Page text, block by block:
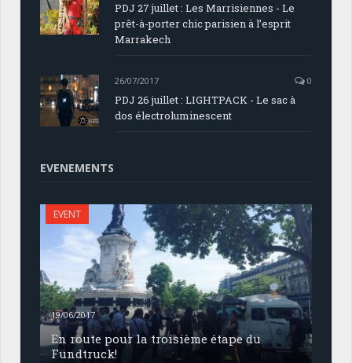
PDJ 27 juillet : Les Marrisiennes - Le
prêt-à-porter chic parisien à l’esprit
Marrakech
26/07/2017 0
PDJ 26 juillet : LIGHTPACK - Le sac à
dos électroluminescent
EVENEMENTS
EVENT
19/06/2017
En route pour la troisième étape du
Fundtruck!